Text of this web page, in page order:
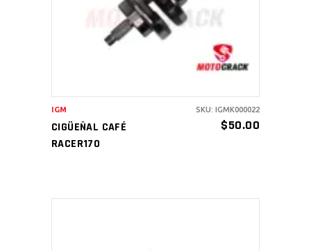
CIGÜEÑAL CAFÉ
RACER170
$50.00
IGM SKU: IGMK000022